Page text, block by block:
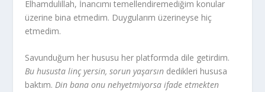
Elhamdulillah, İnancımı temellendiremediğim konular
üzerine bina etmedim. Duygularım üzerineyse hiç
etmedim.
Savunduğum her hususu her platformda dile getirdim.
Bu hususta linç yersin, sorun yaşarsın dedikleri hususa
baktım.Din bana onu nehyetmiyorsa ifade etmekten